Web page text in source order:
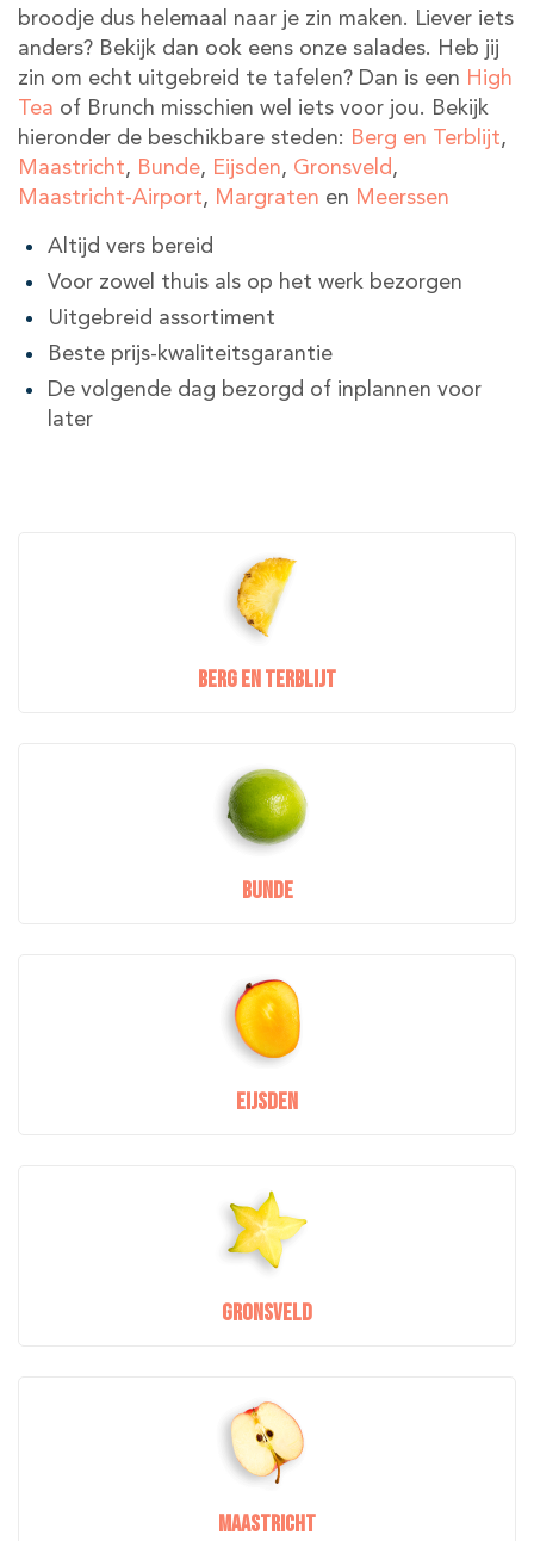
broodje dus helemaal naar je zin maken. Liever iets
anders? Bekijk dan ook eens onze salades. Heb jij
zin om echt uitgebreid te tafelen? Dan is een High
Tea of Brunch misschien wel iets voor jou. Bekijk
hieronder de beschikbare steden: Berg en Terblijt,
Maastricht, Bunde, Eijsden, Gronsveld,
Maastricht-Airport, Margraten en Meerssen
Altijd vers bereid
Voor zowel thuis als op het werk bezorgen
Uitgebreid assortiment
Beste prijs-kwaliteitsgarantie
De volgende dag bezorgd of inplannen voor
later
Berg en Terblijt
Bunde
Eijsden
Gronsveld
Maastricht